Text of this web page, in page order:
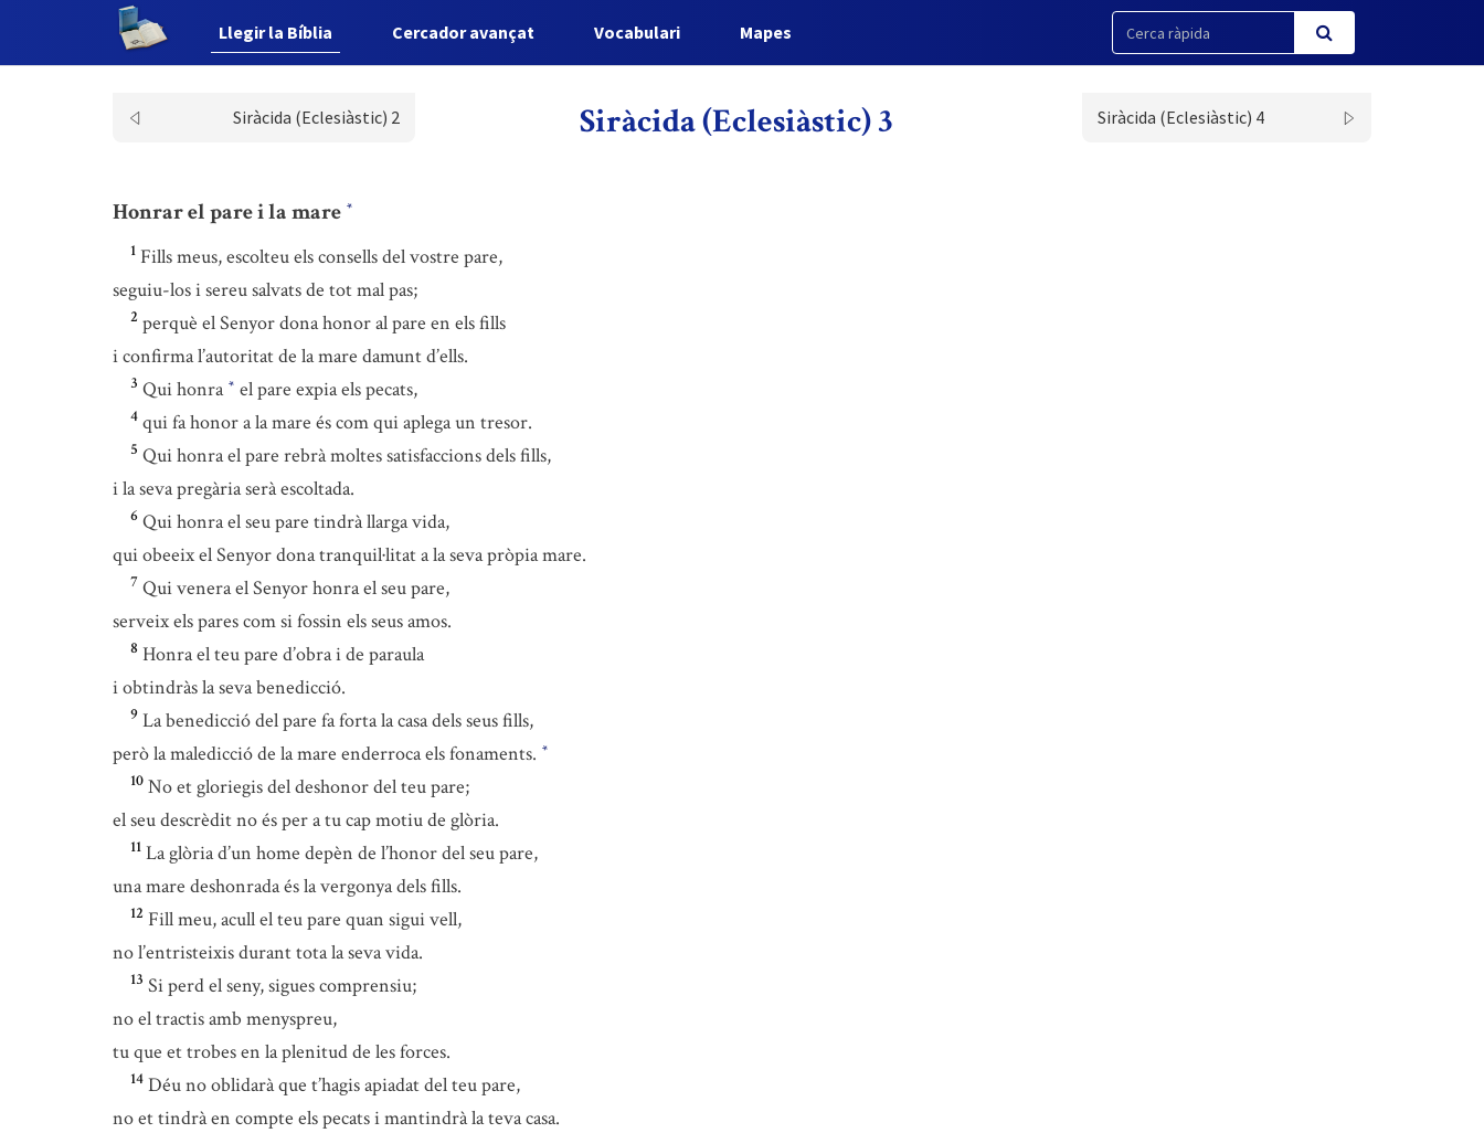
Llegir la Bíblia Cercador avançat Vocabulari Mapes
Siràcida (Eclesiàstic) 2 Siràcida (Eclesiàstic) 3 Siràcida (Eclesiàstic) 4
Honrar el pare i la mare *
1 Fills meus, escolteu els consells del vostre pare,
seguiu-los i sereu salvats de tot mal pas;
2 perquè el Senyor dona honor al pare en els fills
i confirma l’autoritat de la mare damunt d’ells.
3 Qui honra * el pare expia els pecats,
4 qui fa honor a la mare és com qui aplega un tresor.
5 Qui honra el pare rebrà moltes satisfaccions dels fills,
i la seva pregària serà escoltada.
6 Qui honra el seu pare tindrà llarga vida,
qui obeeix el Senyor dona tranquil·litat a la seva pròpia mare.
7 Qui venera el Senyor honra el seu pare,
serveix els pares com si fossin els seus amos.
8 Honra el teu pare d’obra i de paraula
i obtindràs la seva benedicció.
9 La benedicció del pare fa forta la casa dels seus fills,
però la maledicció de la mare enderroca els fonaments. *
10 No et gloriegis del deshonor del teu pare;
el seu descrèdit no és per a tu cap motiu de glòria.
11 La glòria d’un home depèn de l’honor del seu pare,
una mare deshonrada és la vergonya dels fills.
12 Fill meu, acull el teu pare quan sigui vell,
no l’entristeixis durant tota la seva vida.
13 Si perd el seny, sigues comprensiu;
no el tractis amb menyspreu,
tu que et trobes en la plenitud de les forces.
14 Déu no oblidarà que t’hagis apiadat del teu pare,
no et tindrà en compte els pecats i mantindrà la teva casa.